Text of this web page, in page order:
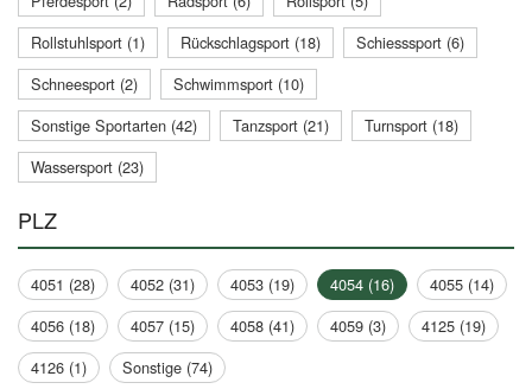
Rollstuhlsport (1)
Rückschlagsport (18)
Schiesssport (6)
Schneesport (2)
Schwimmsport (10)
Sonstige Sportarten (42)
Tanzsport (21)
Turnsport (18)
Wassersport (23)
PLZ
4051 (28) 4052 (31) 4053 (19) 4054 (16)
4055 (14)
4056 (18)
4057 (15) 4058 (41) 4059 (3)
4125 (19)
4126 (1)
Sonstige (74)